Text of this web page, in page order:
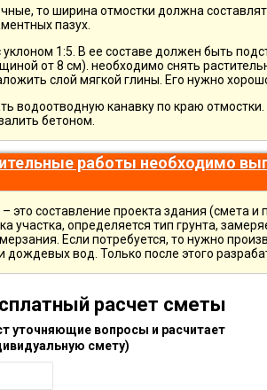
то ширина отмостки должна
пазух.
уклоном 1:5. В ее составе должен быть
от 8 см). необходимо снять
слой мягкой глины. Его нужно
водоотводную канавку по краю
бетоном.
работы необходимо
это составление проекта здания (смета
участка, определяется тип грунта,
Если потребуется, то нужно
дождевых вод. Только после этого
расчет сметы
уточняющие вопросы и расчитает
смету)